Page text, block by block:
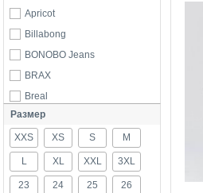
Apricot
Billabong
BONOBO Jeans
BRAX
Breal
Bugatti
By Malene Birger
Calliope
Calvin Klein
Размер
XXS XS S M
L XL XXL 3XL
23 24 25 26